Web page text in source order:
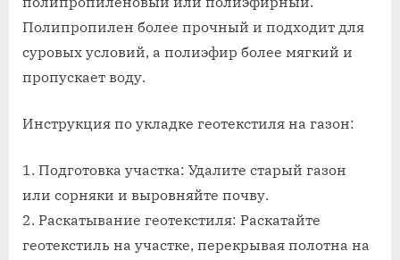
Полипропилен более прочный и подходит для
суровых условий, а полиэфир более мягкий и
пропускает воду.
Инструкция по укладке геотекстиля на газон:
1. Подготовка участка: Удалите старый газон
или сорняки и выровняйте почву.
2. Раскатывание геотекстиля: Раскатайте
геотекстиль на участке, перекрывая полотна на